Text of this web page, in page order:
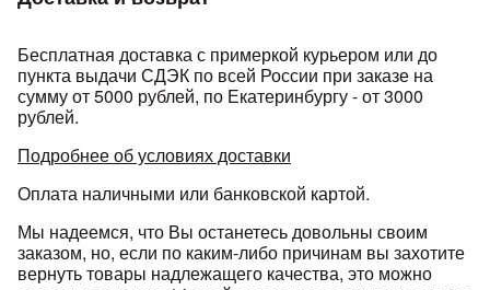
Бесплатная доставка с примеркой курьером или до
пункта выдачи СДЭК по всей России при заказе на
сумму от 5000 рублей, по Екатеринбургу - от 3000
рублей.
Подробнее об условиях доставки
Оплата наличными или банковской картой.
Мы надеемся, что Вы останетесь довольны своим
заказом, но, если по каким-либо причинам вы захотите
вернуть товары надлежащего качества, это можно